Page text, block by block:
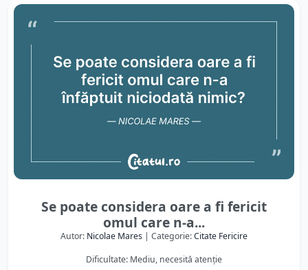
Se poate considera oare a fi fericit
omul care n-a...
Autor: Nicolae Mares | Categorie:Citate Fericire
Dificultate: Mediu, necesită atenție